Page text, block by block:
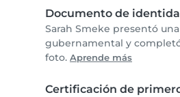
Documento de
Sarah Smeke presentó
gubernamental y
foto. Aprende más
Certificación de